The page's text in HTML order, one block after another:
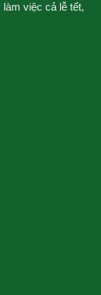
việc cả lễ tết,